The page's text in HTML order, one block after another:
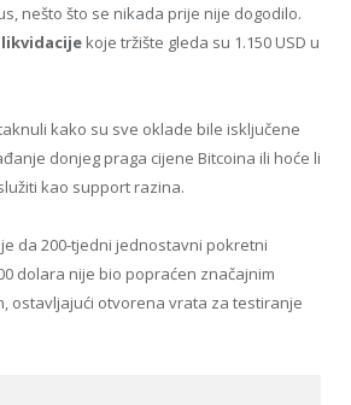
nešto što se nikada prije nije dogodilo.
koje tržište gleda su 1.150 USD u
kako su sve oklade bile isključene
donjeg praga cijene Bitcoina ili hoće li
kao support razina.
da 200-tjedni jednostavni pokretni
dolara nije bio popraćen značajnim
ostavljajući otvorena vrata za testiranje